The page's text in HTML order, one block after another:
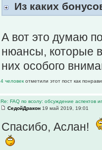
Из каких
А вот это думаю
нюансы, которые
них особого
4 человек отметили этот пост как
Re: FAQ по всолу: обсуждение аспектов
СедойДракон 19 май 2019, 19:01
Спасибо, Аслан!